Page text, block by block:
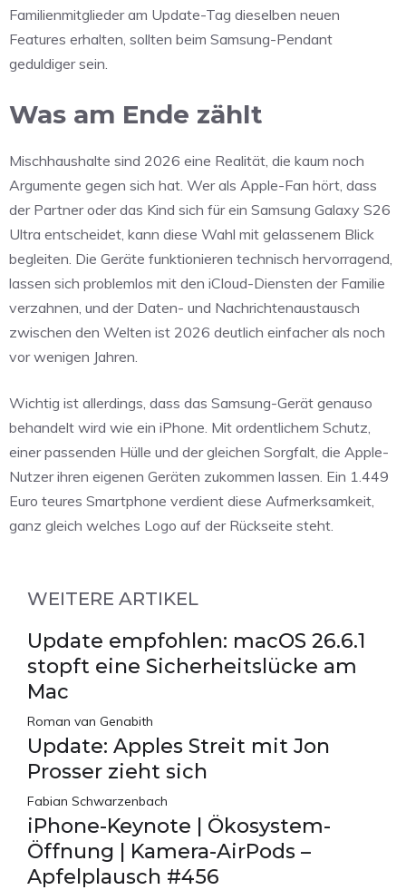
Familienmitglieder am Update-Tag dieselben neuen
Features erhalten, sollten beim Samsung-Pendant
geduldiger sein.
Was am Ende zählt
Mischhaushalte sind 2026 eine Realität, die kaum noch
Argumente gegen sich hat. Wer als Apple-Fan hört, dass
der Partner oder das Kind sich für ein Samsung Galaxy S26
Ultra entscheidet, kann diese Wahl mit gelassenem Blick
begleiten. Die Geräte funktionieren technisch hervorragend,
lassen sich problemlos mit den iCloud-Diensten der Familie
verzahnen, und der Daten- und Nachrichtenaustausch
zwischen den Welten ist 2026 deutlich einfacher als noch
vor wenigen Jahren.
Wichtig ist allerdings, dass das Samsung-Gerät genauso
behandelt wird wie ein iPhone. Mit ordentlichem Schutz,
einer passenden Hülle und der gleichen Sorgfalt, die Apple-
Nutzer ihren eigenen Geräten zukommen lassen. Ein 1.449
Euro teures Smartphone verdient diese Aufmerksamkeit,
ganz gleich welches Logo auf der Rückseite steht.
WEITERE ARTIKEL
Update empfohlen: macOS 26.6.1
stopft eine Sicherheitslücke am
Mac
Roman van Genabith
Update: Apples Streit mit Jon
Prosser zieht sich
Fabian Schwarzenbach
iPhone-Keynote | Ökosystem-
Öffnung | Kamera-AirPods –
Apfelplausch #456